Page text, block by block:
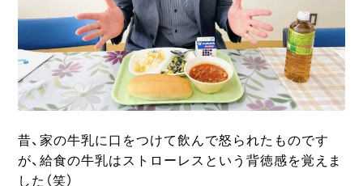
昔、家の牛乳に口をつけて飲んで怒られたものです
が、給食の牛乳はストローレスという背徳感を覚えま
した（笑）